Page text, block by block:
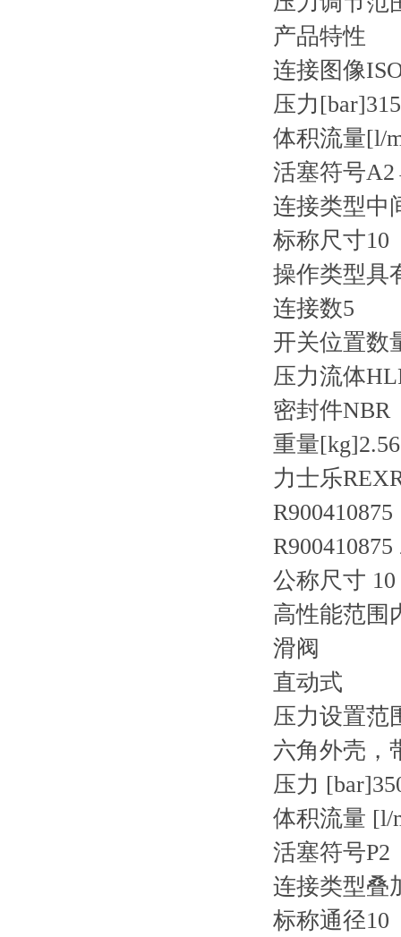
产品特性
连接图像
压力[bar]315
体积流量[l/
活塞符号
连接类型中
标称尺寸10
操作类型具
连接数5
开关位置数
压力流体
密封件NBR
重量[kg]2.56
力士乐
R900410875
公称尺寸
高性能范围
滑阀
直动式
压力设置范
六角外壳，
压力 [bar]
体积流量 [l/
活塞符号P2
连接类型叠
标称通径10